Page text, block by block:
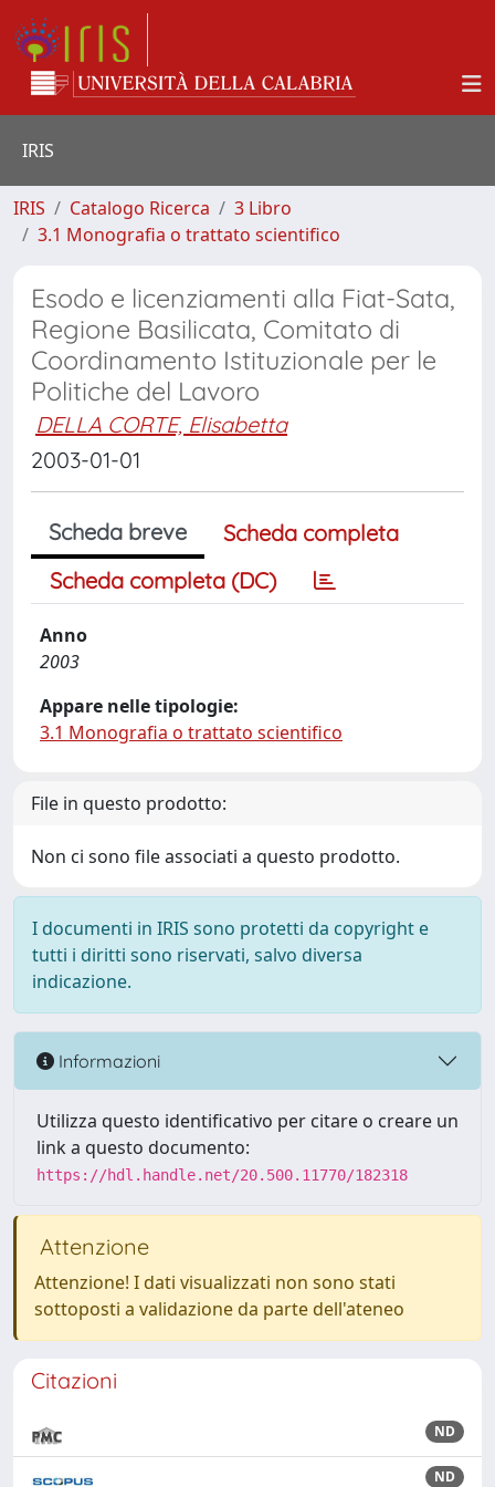
IRIS
IRIS Catalogo Ricerca
3 Libro
3.1 Monografia o trattato scientifico
Esodo e licenziamenti alla Fiat-Sata,
Regione Basilicata, Comitato di
Coordinamento Istituzionale per le
Politiche del Lavoro
DELLA CORTE, Elisabetta
2003-01-01
Scheda breve
Scheda completa
Scheda completa (DC)
Anno
2003
Appare nelle tipologie:
3.1 Monografia o trattato scientifico
File in questo prodotto:
Non ci sono file associati a questo prodotto.
I documenti in IRIS sono protetti da copyright e
tutti i diritti sono riservati, salvo diversa
indicazione.
Informazioni
Utilizza questo identificativo per citare o creare un
link a questo documento:
https://hdl.handle.net/20.500.11770/182318
Attenzione
Attenzione! I dati visualizzati non sono stati
sottoposti a validazione da parte dell'ateneo
Citazioni
ND
ND